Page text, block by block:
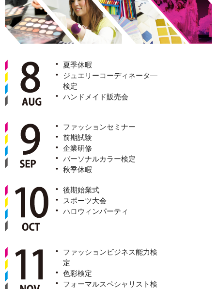
夏季休暇
ジュエリーコーディネータ―
検定
ハンドメイド販売会
ファッションセミナー
前期試験
企業研修
パーソナルカラー検定
秋季休暇
後期始業式
スポーツ大会
ハロウィンパーティ
ファッションビジネス能力検
定
色彩検定
フォーマルスペシャリスト検